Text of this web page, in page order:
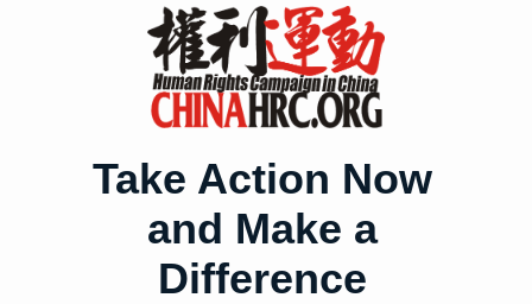
Take Action Now
and Make a
Difference